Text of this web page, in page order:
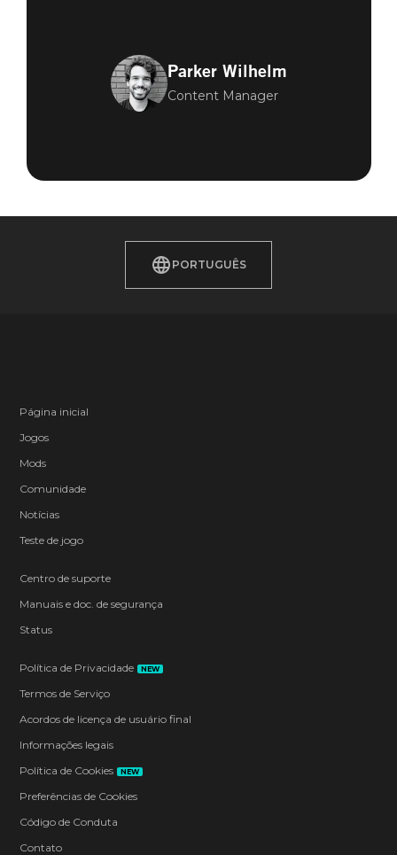
Parker Wilhelm
Content Manager
PORTUGUÊS
Página inicial
Jogos
Mods
Comunidade
Notícias
Teste de jogo
Centro de suporte
Manuais e doc. de segurança
Status
Política de Privacidade NEW
Termos de Serviço
Acordos de licença de usuário final
Informações legais
Política de Cookies
NEW
Preferências de Cookies
Código de Conduta
Contato